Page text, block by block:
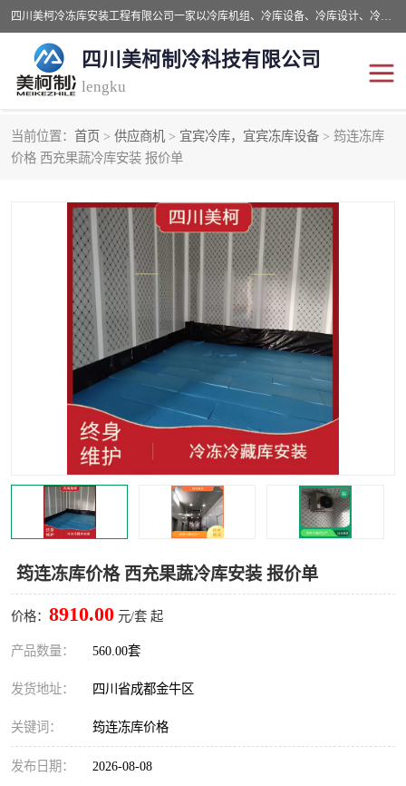
四川美柯冷冻库安装工程有限公司一家以冷库机组、冷库设备、冷库设计、冷冻库设备销售、冷库安装、冻库安装价格及技术服务为一体的综合企业，咨询热线：同等设备材料优惠10% 。公司各种类型安装组合式冷库、冷冻库、冷藏库、气调保鲜库、并提供成套设备供应、安装与调试、维护与维修、技术咨询、操作维修人员技术培训等
四川美柯制冷科技有限公司
lengku
当前位置： 首页 > 供应商机 > 宜宾冷库，宜宾冻库设备 > 筠连冻库
价格 西充果蔬冷库安装 报价单
筠连冻库价格 西充果蔬冷库安装 报价单
价格： 8910.00 元/套 起
产品数量： 560.00套
发货地址： 四川省成都金牛区
关键词： 筠连冻库价格
发布日期： 2026-08-08
冷库安装，冷库价格
成都冻库，成都冻库价格 绵阳冻库,绵阳保鲜冷库
德阳冻库安装，德阳冷库 广元冻库安装,广元冻库造
价
南充冻库设计,南充冻库安 遂宁冻库
资阳冻库，资阳冻库安装 泸州冻库，泸州冷库
乐山冻库,乐山保鲜冷库 自贡冻库组装
雅安冷库,雅安冻库 攀枝花冻库
烘干冷链
内江冷库，内江冻库 宜宾冷库，宜宾冻库设备